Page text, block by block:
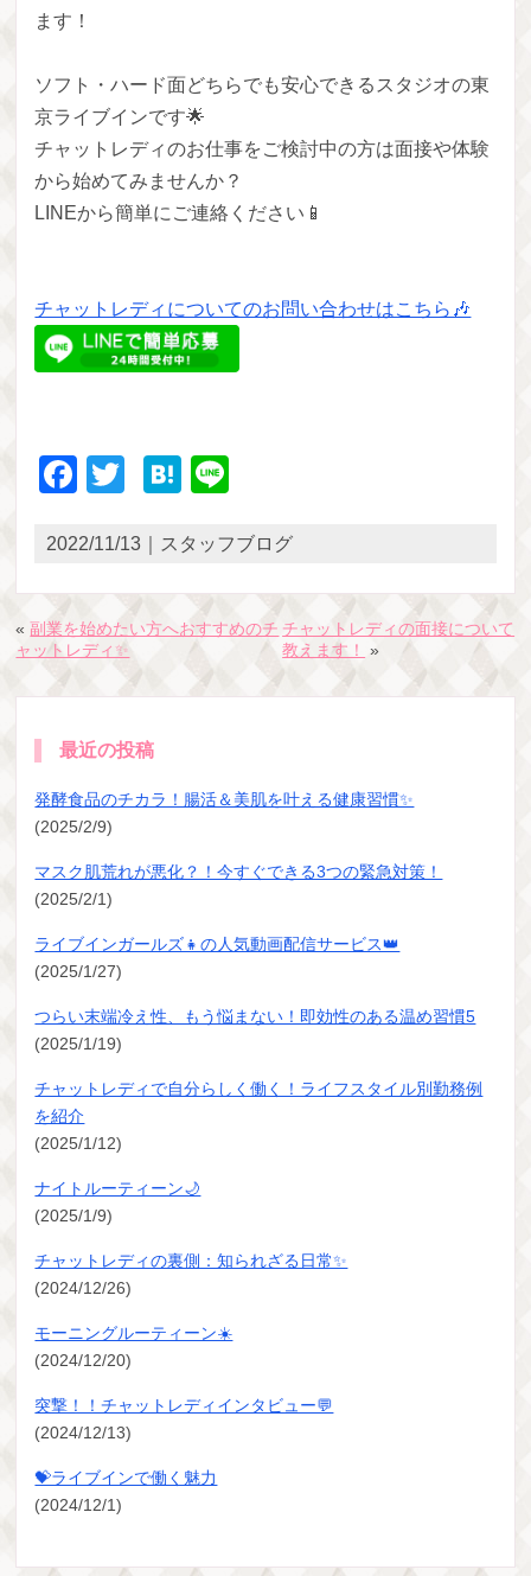
ます！
ソフト・ハード面どちらでも安心できるスタジオの東
京ライブインです🌟
チャットレディのお仕事をご検討中の方は面接や体験
から始めてみませんか？
LINEから簡単にご連絡ください📱
チャットレディについてのお問い合わせはこちら🎶
Facebook
TwitterHatena
2022/11/13｜スタッフブログ
«副業を始めたい方へおすすめのチ
ャットレディ✨
チャットレディの面接について
教えます！
»
最近の投稿
発酵食品のチカラ！腸活＆美肌を叶える健康習慣✨
(2025/2/9)
マスク肌荒れが悪化？！今すぐできる3つの緊急対策！
(2025/2/1)
ライブインガールズ👧の人気動画配信サービス👑
(2025/1/27)
つらい末端冷え性、もう悩まない！即効性のある温め習慣5
(2025/1/19)
チャットレディで自分らしく働く！ライフスタイル別勤務例
を紹介
(2025/1/12)
ナイトルーティーン🌙
(2025/1/9)
チャットレディの裏側：知られざる日常✨
(2024/12/26)
モーニングルーティーン☀️
(2024/12/20)
突撃！！チャットレディインタビュー💬
(2024/12/13)
💝ライブインで働く魅力
(2024/12/1)